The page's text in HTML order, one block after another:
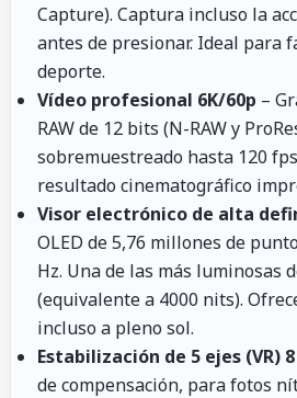
Capture). Captura incluso la
antes de presionar. Ideal para
deporte.
Vídeo profesional 6K/60p –
RAW de 12 bits (N-RAW y
sobremuestreado hasta 120
resultado cinematográfico
Visor electrónico de alta
OLED de 5,76 millones de
Hz. Una de las más luminosas
(equivalente a 4000 nits).
incluso a pleno sol.
Estabilización de 5 ejes (VR) 8
de compensación, para fotos